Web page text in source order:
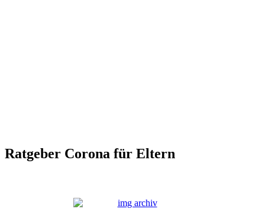
Ratgeber Corona für Eltern